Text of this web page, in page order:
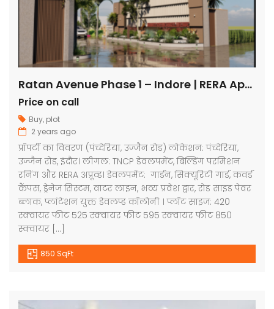
Ratan Avenue Phase 1 – Indore | RERA Approved Plots
Price on call
Buy, plot
2 years ago
प्रॉपर्टी का विवरण (पंच्देरिया, उज्जैन रोड) लोकेशन: पंच्देरिया,
उज्जैन रोड, इंदौर। लीगल: TNCP डेवलपमेंट, बिल्डिंग परमिशन
रनिंग और RERA अप्रूव्ड। डेवलपमेंट: गार्डन, सिक्यूरिटी गार्ड, कवर्ड
कैंपस, ड्रेनेज सिस्टम, वाटर लाइन, भव्य प्रवेश द्वार, रोड साइड पेवर
ब्लाक, प्लांटेशन युक्त डेवलप्ड कॉलोनी । प्लॉट साइज: 420
स्क्वायर फीट 525 स्क्वायर फीट 595 स्क्वायर फीट 850
स्क्वायर […]
850 SqFt